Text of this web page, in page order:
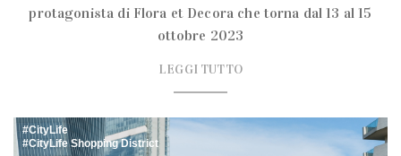
protagonista di Flora et Decora che torna dal 13 al 15
ottobre 2023
LEGGI TUTTO
CityLife
CityLife Shopping District